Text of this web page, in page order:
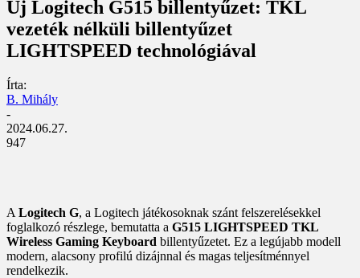
Új Logitech G515 billentyűzet: TKL
vezeték nélküli billentyűzet
LIGHTSPEED technológiával
Írta:
B. Mihály
-
2024.06.27.
947
A Logitech G, a Logitech játékosoknak szánt felszerelésekkel
foglalkozó részlege, bemutatta a G515 LIGHTSPEED TKL
Wireless Gaming Keyboard billentyűzetet. Ez a legújabb modell
modern, alacsony profilú dizájnnal és magas teljesítménnyel
rendelkezik.